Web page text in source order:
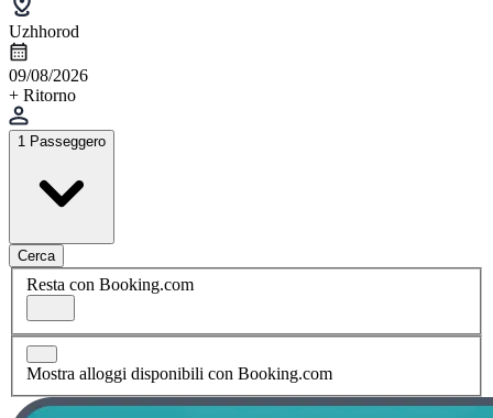
Uzhhorod
09/08/2026
+ Ritorno
1 Passeggero
Cerca
Resta con Booking.com
Mostra alloggi disponibili con Booking.com